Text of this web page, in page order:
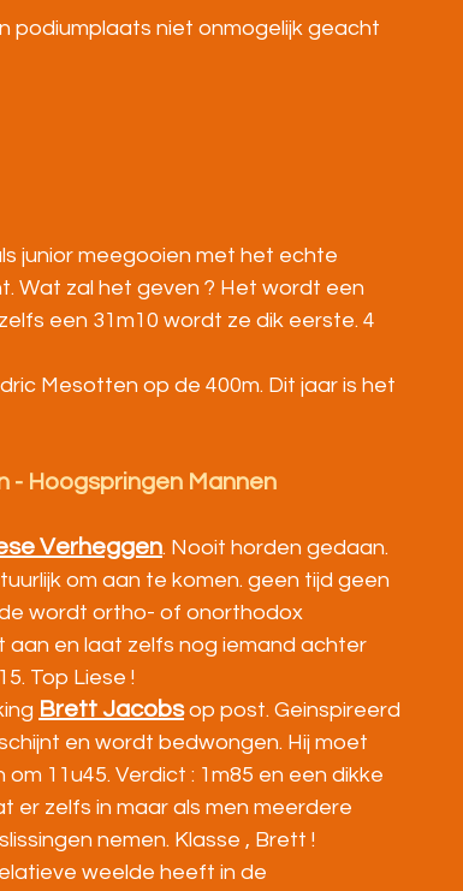
podiumplaats niet onmogelijk geacht
junior meegooien met het echte
Wat zal het geven ? Het wordt een
een 31m10 wordt ze dik eerste. 4
Mesotten op de 400m. Dit jaar is het
- Hoogspringen Mannen
Verheggen. Nooit horden gedaan.
om aan te komen. geen tijd geen
wordt ortho- of onorthodox
aan en laat zelfs nog iemand achter
Top Liese !
Brett Jacobs op post. Geinspireerd
en wordt bedwongen. Hij moet
11u45. Verdict : 1m85 en een dikke
er zelfs in maar als men meerdere
nemen. Klasse , Brett !
weelde heeft in de